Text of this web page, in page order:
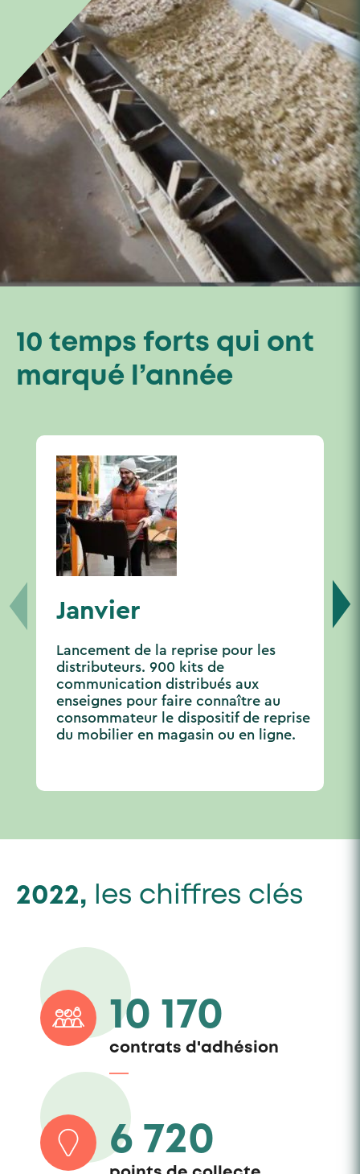
10 temps forts qui ont
marqué l’année
Janvier
Lancement de la reprise pour les
distributeurs. 900 kits de
communication distribués aux
enseignes pour faire connaître au
consommateur le dispositif de reprise
du mobilier en magasin ou en ligne.
2022, les chiffres clés
10 170
contrats d'adhésion
6 720